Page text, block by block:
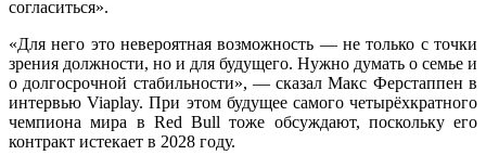
согласиться».
«Для него это невероятная возможность — не только с точки
зрения должности, но и для будущего. Нужно думать о семье и
о долгосрочной стабильности», — сказал Макс Ферстаппен в
интервью Viaplay. При этом будущее самого четырёхкратного
чемпиона мира в Red Bull тоже обсуждают, поскольку его
контракт истекает в 2028 году.